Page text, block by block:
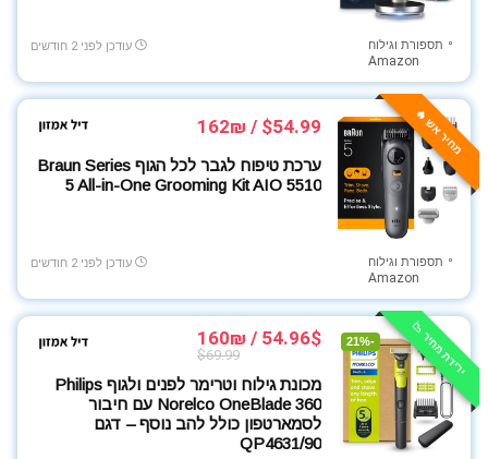
תספורת וגילוח
Amazon
עודכן לפני 2 חודשים
מחיר אש 🔥 $54.99 / 162₪
ערכת טיפוח לגבר לכל הגוף Braun Series
5 All-in-One Grooming Kit AIO 5510
תספורת וגילוח
Amazon
עודכן לפני 2 חודשים
ירידת מחיר 📉 -21%
54.96$ / 160₪
$69.99
מכונת גילוח וטרימר לפנים ולגוף Philips
Norelco OneBlade 360 עם חיבור
לסמארטפון כולל להב נוסף – דגם
QP4631/90